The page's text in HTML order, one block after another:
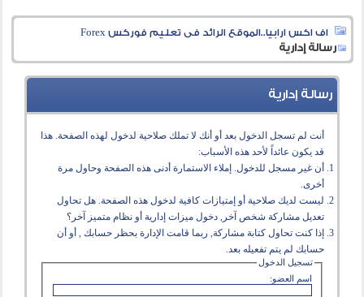
اف اكس ارابيا..الموقع الرائد فى تعليم فوركس Forex
رسالة إدارية
رسالة إدارية
أنت لم تسجل الدخول بعد أو أنك لا تملك صلاحية لدخول لهذه الصفحة. هذا
قد يكون عائداً لأحد هذه الأسباب:
أن غير مسجل للدخول. إملاء الاستمارة أدنى هذه الصفحة وحاول مرة
أخرى.
ليست لديك صلاحية أو إمتيازات كافية لدخول هذه الصفحة. هل تحاول
تعديل مشاركة شخص آخر, دخول ميزات إدارية أو نظام متميز آخر؟
إذا كنت تحاول كتابة مشاركة, ربما قامت الإدارة بحظر حسابك , أو أن
حسابك لم يتم تفعيله بعد.
تسجيل الدخول
اسم العضو: